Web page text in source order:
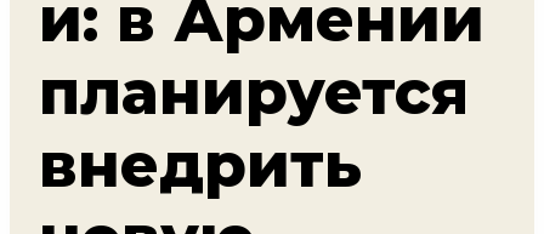
и: в Армении
планируется
внедрить